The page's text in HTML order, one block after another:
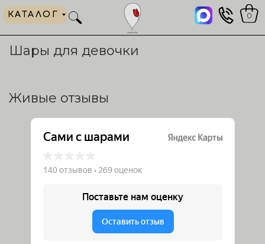
КАТАЛОГ 0
Шары для девочки
Живые отзывы